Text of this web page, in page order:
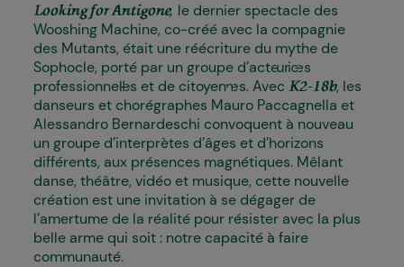
Looking for Antigone, le dernier spectacle des
Wooshing Machine, co-créé avec la compagnie
des Mutants, était une réécriture du mythe de
Sophocle, porté par un groupe d’acteur·ices
professionnel·les et de citoyen·nes. Avec K2-18b, les
danseurs et chorégraphes Mauro Paccagnella et
Alessandro Bernardeschi convoquent à nouveau
un groupe d’interprètes d’âges et d’horizons
différents, aux présences magnétiques. Mêlant
danse, théâtre, vidéo et musique, cette nouvelle
création est une invitation à se dégager de
l’amertume de la réalité pour résister avec la plus
belle arme qui soit : notre capacité à faire
communauté.